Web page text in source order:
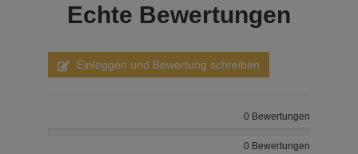
Echte Bewertungen
Einloggen und Bewertung schreiben
0 Bewertungen
0 Bewertungen